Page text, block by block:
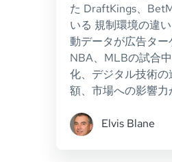
た DraftKings、
いる 規制環境の違
動データが広告タ
NBA、MLBの試合
化、デジタル技術
額、市場への影響
Elvis Blane